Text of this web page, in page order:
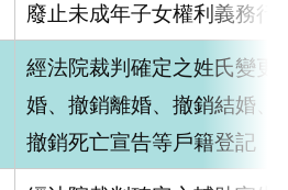
廢止未成年子女權利義務行
經法院裁判確定之姓氏變更
婚、撤銷離婚、撤銷結婚、
撤銷死亡宣告等戶籍登記